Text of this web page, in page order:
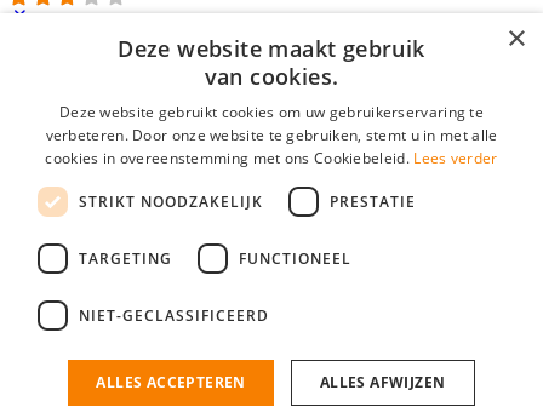
E-mail*
Wachtwoord
login gegevens onthouden
login
Bedrijf aanmelden
nieuwe collega/werknemer zo gevonden!
×
Deze website maakt gebruik
van cookies.
Deze website gebruikt cookies om uw gebruikerservaring te
verbeteren. Door onze website te gebruiken, stemt u in met alle
cookies in overeenstemming met ons Cookiebeleid. Lees verder
STRIKT NOODZAKELIJK PRESTATIE
TARGETING FUNCTIONEEL
NIET-GECLASSIFICEERD
ALLES ACCEPTEREN ALLES AFWIJZEN